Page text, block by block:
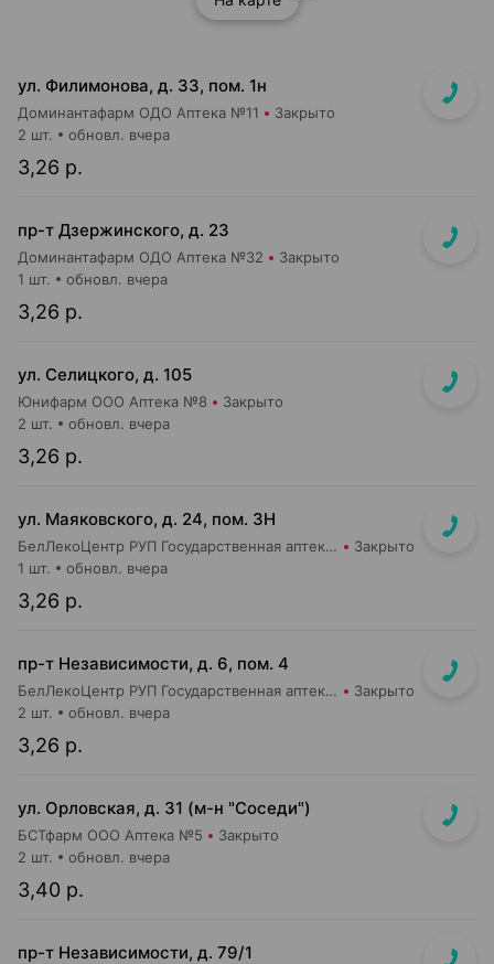
ул. Филимонова, д. 33, пом. 1н
Доминантафарм ОДО Аптека №11 Закрыто
3,26 р.
2 шт. обновл. вчера
пр-т Дзержинского, д. 23
Доминантафарм ОДО Аптека №32 Закрыто
3,26 р.
1 шт. обновл. вчера
ул. Селицкого, д. 105
Юнифарм ООО Аптека №8 Закрыто
3,26 р.
2 шт. обновл. вчера
ул. Маяковского, д. 24, пом. 3Н
БелЛекоЦентр РУП Государственная аптека №2 Закрыто
3,26 р.
1 шт. обновл. вчера
пр-т Независимости, д. 6, пом. 4
БелЛекоЦентр РУП Государственная аптека №1 Закрыто
3,26 р.
2 шт. обновл. вчера
ул. Орловская, д. 31 (м-н "Соседи")
БСТфарм ООО Аптека №5 Закрыто
3,40 р.
2 шт. обновл. вчера
пр-т Независимости, д. 79/1